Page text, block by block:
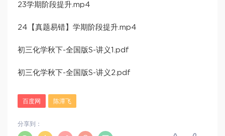
23学期阶段提升.mp4
24【真题易错】学期阶段提升.mp4
初三化学秋下-全国版S-讲义1.pdf
初三化学秋下-全国版S-讲义2.pdf
百度网 陈潭飞
分享到：